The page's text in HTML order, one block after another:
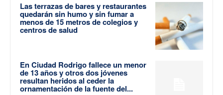
Las terrazas de bares y restaurantes
quedarán sin humo y sin fumar a
menos de 15 metros de colegios y
centros de salud
En Ciudad Rodrigo fallece un menor
de 13 años y otros dos jóvenes
resultan heridos al ceder la
ornamentación de la fuente del...